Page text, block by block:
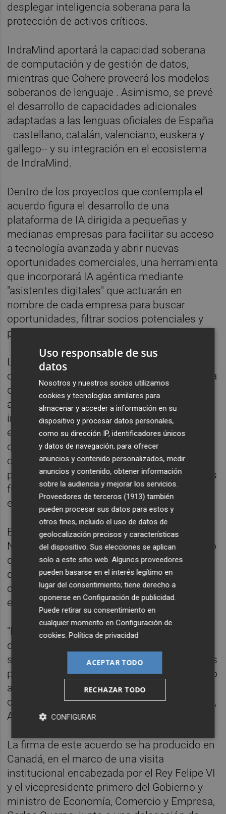
desplegar inteligencia soberana para la
protección de activos críticos.
IndraMind aportará la capacidad soberana
de computación y de gestión de datos,
mientras que Cohere proveerá los modelos
soberanos de lenguaje . Asimismo, se prevé
el desarrollo de capacidades adicionales
adaptadas a las lenguas oficiales de España
--castellano, catalán, valenciano, euskera y
gallego-- y su integración en el ecosistema
de IndraMind.
Dentro de los proyectos que contempla el
acuerdo figura el desarrollo de una
plataforma de IA dirigida a pequeñas y
medianas empresas para facilitar su acceso
a tecnología avanzada y abrir nuevas
oportunidades comerciales, una herramienta
que incorporará IA agéntica mediante
"asistentes digitales" que actuarán en
nombre de cada empresa para buscar
oportunidades, filtrar socios potenciales y
preparar planes de actuación.
La alianza también incorpora una línea de
colaboración en el ámbito de la defensa para
desarrollar soluciones que mejoren el
análisis, la planificación de misiones y la
interoperabilidad en la conducción de
ejercicios y operaciones multinacionales. En
concreto, se contempla la evolución de
capacidades de mando y control asistidas
por IA para integrar información de múltiples
fuentes y apoyar a los equipos en la
ejecución de escenarios.
El director ejecutivo de Indra en
Norteamérica,Jacinto Monge, ha asegurado
que este acuerdo refuerza la convicción de
que para construir capacidades soberanas y
competitivas es necesario "conectar
ecosistemas entre regiones aliadas".
"Nuestra alianza con Indra Group está
diseñada para ofrecer una auténtica
soberanía digital, dando a las organizaciones
pleno control sobre el rendimiento, el acceso
a los datos y el despliegue", ha indicado el
cofundador y consejero delegado de Cohere,
Aidan Gomez.
La firma de este acuerdo se ha producido en
Canadá, en el marco de una visita
institucional encabezada por el Rey Felipe VI
y el vicepresidente primero del Gobierno y
ministro de Economía, Comercio y Empresa,
Uso responsable de sus
datos
Nosotros y nuestros socios utilizamos
cookies y tecnologías similares para
almacenar y acceder a información en su
dispositivo y procesar datos personales,
como su dirección IP, identificadores únicos
y datos de navegación, para ofrecer
anuncios y contenido personalizados, medir
anuncios y contenido, obtener información
sobre la audiencia y mejorar los servicios.
Proveedores de terceros (1913) también
pueden procesar sus datos para estos y
otros fines, incluido el uso de datos de
geolocalización precisos y características
del dispositivo. Sus elecciones se aplican
solo a este sitio web. Algunos proveedores
pueden basarse en el interés legítimo en
lugar del consentimiento; tiene derecho a
oponerse enConfiguración de publicidad.
Puede retirar su consentimiento en
cualquier momento enConfiguración de
cookies.Política de privacidad
ACEPTAR TODO
RECHAZAR TODO
CONFIGURAR